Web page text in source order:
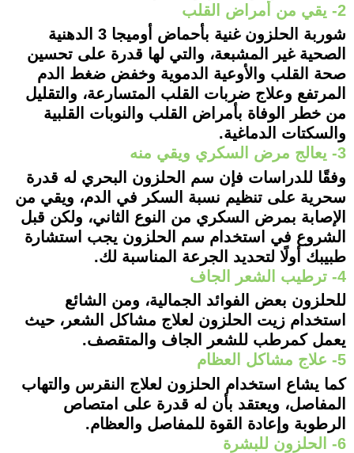
2- يقي من أمراض القلب
شوربة الحلزون غنية بأحماض أوميجا 3 الدهنية
الصحية غير المشبعة، والتي لها قدرة على تحسين
صحة القلب والأوعية الدموية وخفض ضغط الدم
المرتفع وعلاج ضربات القلب المتسارعة، والتقليل
من خطر الوفاة بأمراض القلب والنوبات القلبية
والسكتات الدماغية.
3- يعالج مرض السكري ويقي منه
وفقًا للدراسات فإن سم الحلزون البحري له قدرة
سحرية على تنظيم نسبة السكر في الدم، ويقي من
الإصابة بمرض السكري من النوع الثاني، ولكن قبل
الشروع في استخدام سم الحلزون يجب استشارة
طبيبك أولًا لتحديد الجرعة المناسبة لك.
4- ترطيب الشعر الجاف
للحلزون بعض الفوائد الجمالية، ومن الشائع
استخدام زيت الحلزون لعلاج مشاكل الشعر، حيث
يعمل كمرطب للشعر الجاف والمتقصف.
5- علاج مشاكل العظام
كما يشاع استخدام الحلزون لعلاج النقرس والتهاب
المفاصل، ويعتقد بأن له قدرة على امتصاص
الرطوبة وإعادة القوة للمفاصل والعظام.
6- الحلزون للبشرة